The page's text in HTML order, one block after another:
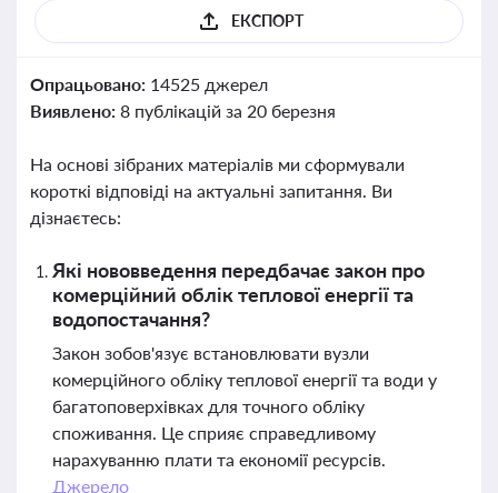
ЕКСПОРТ
Опрацьовано: 14525 джерел
Виявлено: 8 публікацій за 20 березня
На основі зібраних матеріалів ми сформували
короткі відповіді на актуальні запитання. Ви
дізнаєтесь:
Які нововведення передбачає закон про
комерційний облік теплової енергії та
водопостачання?
Закон зобов'язує встановлювати вузли
комерційного обліку теплової енергії та води у
багатоповерхівках для точного обліку
споживання. Це сприяє справедливому
нарахуванню плати та економії ресурсів.
Джерело